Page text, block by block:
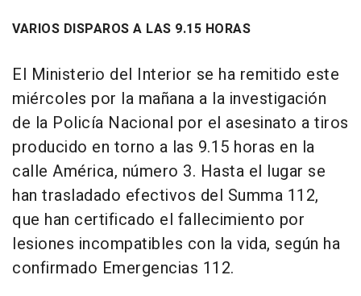
VARIOS DISPAROS A LAS 9.15 HORAS
El Ministerio del Interior se ha remitido este
miércoles por la mañana a la investigación
de la Policía Nacional por el asesinato a tiros
producido en torno a las 9.15 horas en la
calle América, número 3. Hasta el lugar se
han trasladado efectivos del Summa 112,
que han certificado el fallecimiento por
lesiones incompatibles con la vida, según ha
confirmado Emergencias 112.